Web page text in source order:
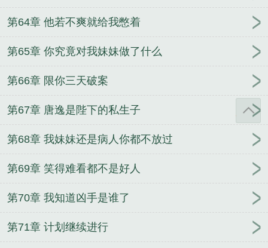
第64章 他若不爽就给我憋着
第65章 你究竟对我妹妹做了什么
第66章 限你三天破案
第67章 唐逸是陛下的私生子
第68章 我妹妹还是病人你都不放过
第69章 笑得难看都不是好人
第70章 我知道凶手是谁了
第71章 计划继续进行